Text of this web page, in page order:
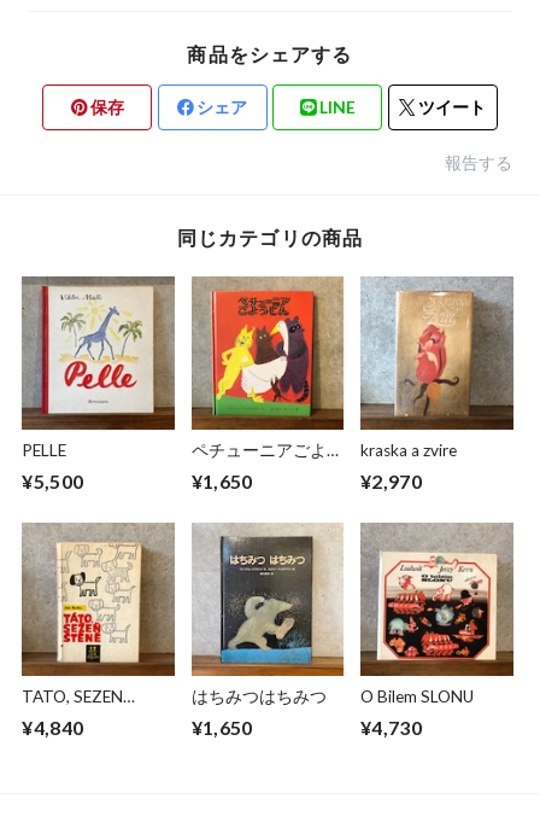
商品をシェアする
保存 シェア LINE ツイート
報告する
同じカテゴリの商品
PELLE
¥5,500
ペチューニアごよう
¥1,650
kraska a zvire
¥2,970
TATO, SEZEN
¥4,840
はちみつはちみつ
¥1,650
O Bilem SLONU
¥4,730